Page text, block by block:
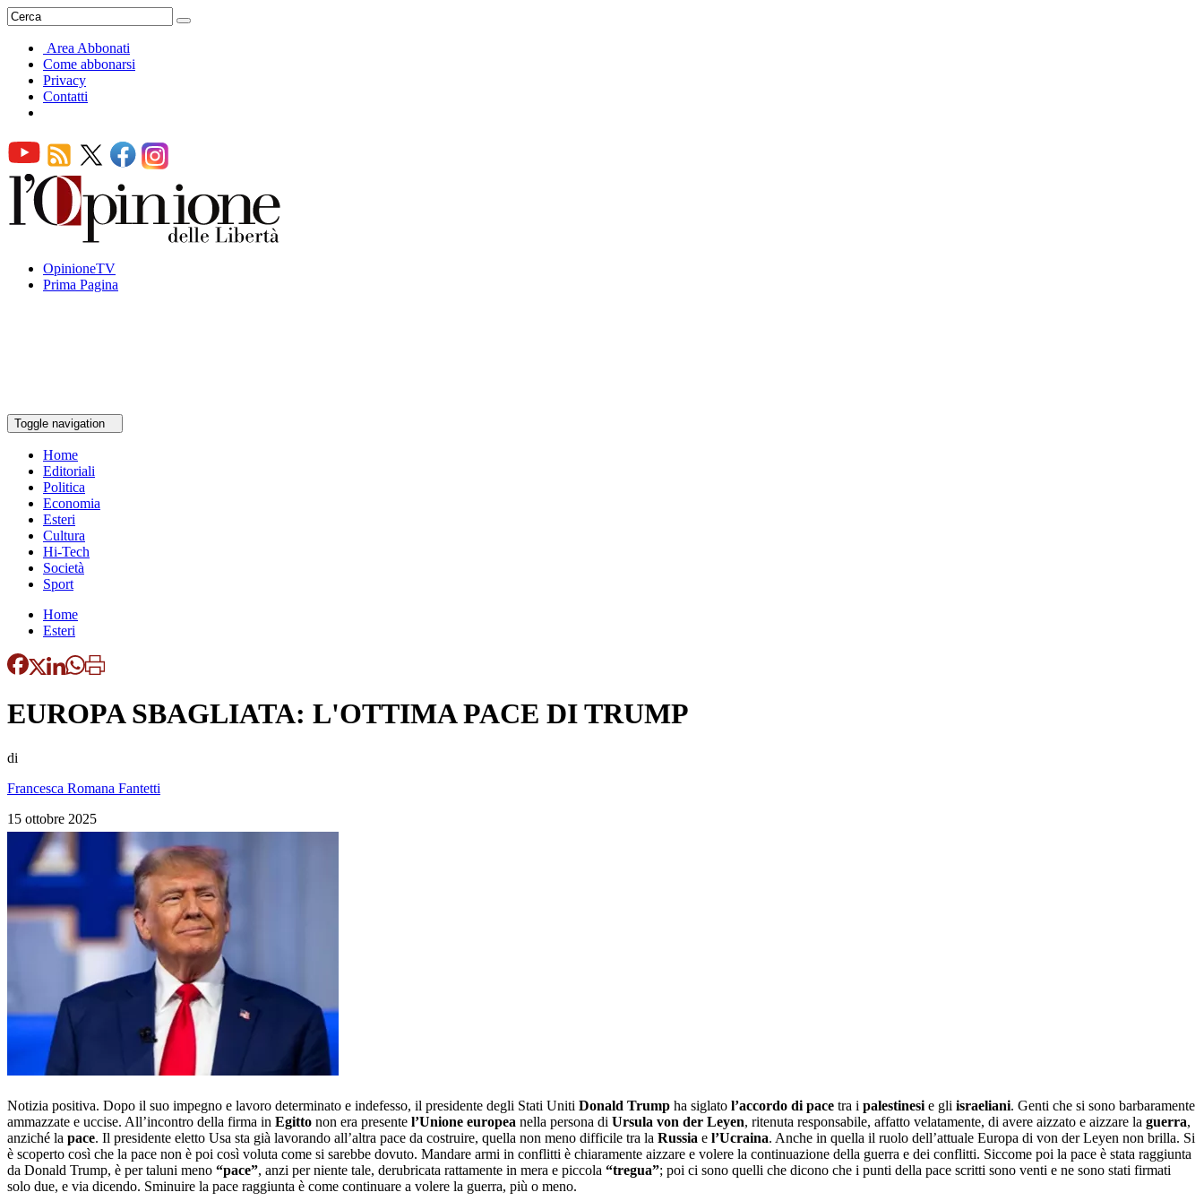
Area Abbonati
Come abbonarsi
Privacy
Contatti
OpinioneTV
Prima Pagina
Toggle navigation
Home
Editoriali
Politica
Economia
Esteri
Cultura
Hi-Tech
Società
Sport
Home
Esteri
EUROPA SBAGLIATA: L'OTTIMA PACE DI TRUMP
di
Francesca Romana Fantetti
15 ottobre 2025
Notizia positiva. Dopo il suo impegno e lavoro determinato e indefesso, il presidente degli Stati Uniti Donald Trump ha siglato l’accordo di pace tra i palestinesi e gli israeliani. Genti che si sono barbaramente
ammazzate e uccise. All’incontro della firma in Egitto non era presente l’Unione europea nella persona di Ursula von der Leyen, ritenuta responsabile, affatto velatamente, di avere aizzato e aizzare la guerra,
anziché la pace. Il presidente eletto Usa sta già lavorando all’altra pace da costruire, quella non meno difficile tra la Russia e l’Ucraina. Anche in quella il ruolo dell’attuale Europa di von der Leyen non brilla. Si
è scoperto così che la pace non è poi così voluta come si sarebbe dovuto. Mandare armi in conflitti è chiaramente aizzare e volere la continuazione della guerra e dei conflitti. Siccome poi la pace è stata raggiunta
da Donald Trump, è per taluni meno “pace”, anzi per niente tale, derubricata rattamente in mera e piccola “tregua”; poi ci sono quelli che dicono che i punti della pace scritti sono venti e ne sono stati firmati
solo due, e via dicendo. Sminuire la pace raggiunta è come continuare a volere la guerra, più o meno.